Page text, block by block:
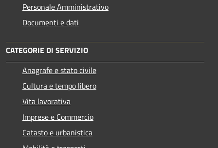
Personale Amministrativo
Documenti e dati
CATEGORIE DI SERVIZIO
Anagrafe e stato civile
Cultura e tempo libero
Vita lavorativa
Imprese e Commercio
Catasto e urbanistica